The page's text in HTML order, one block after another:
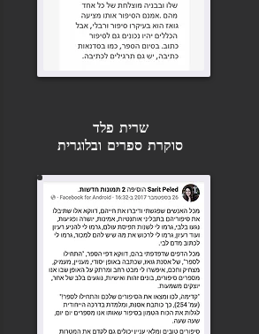
שרית פלד
סוקרת ספרים ובלוגרית